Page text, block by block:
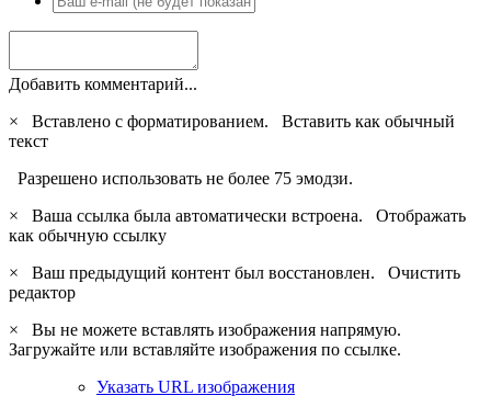
Добавить комментарий...
×
Вставлено с форматированием. Вставить как обычный
текст
Разрешено использовать не более 75 эмодзи.
×
Ваша ссылка была автоматически встроена. Отображать
как обычную ссылку
×
Ваш предыдущий контент был восстановлен. Очистить
редактор
×
Вы не можете вставлять изображения напрямую.
Загружайте или вставляйте изображения по ссылке.
Указать URL изображения